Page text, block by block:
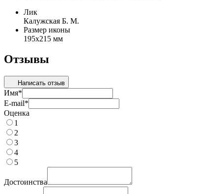
Лик
Калужская Б. М.
Размер иконы
195х215 мм
Отзывы
Написать отзыв
Имя*
E-mail*
Оценка
1
2
3
4
5
Достоинства